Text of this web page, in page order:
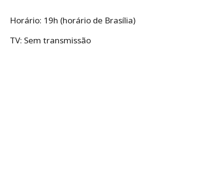
Horário: 19h (horário de Brasília)
TV: Sem transmissão